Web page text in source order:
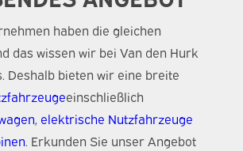
haben die gleichen
das wissen wir bei Van den Hurk
Deshalb bieten wir eine breite
einschließlich
, elektrische Nutzfahrzeuge
. Erkunden Sie unser Angebot